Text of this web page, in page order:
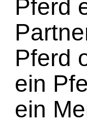
Pferd
Pferd
ein
ein